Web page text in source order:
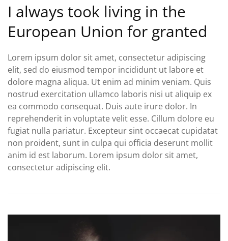
I always took living in the
European Union for granted
Lorem ipsum dolor sit amet, consectetur adipiscing
elit, sed do eiusmod tempor incididunt ut labore et
dolore magna aliqua. Ut enim ad minim veniam. Quis
nostrud exercitation ullamco laboris nisi ut aliquip ex
ea commodo consequat. Duis aute irure dolor. In
reprehenderit in voluptate velit esse. Cillum dolore eu
fugiat nulla pariatur. Excepteur sint occaecat cupidatat
non proident, sunt in culpa qui officia deserunt mollit
anim id est laborum. Lorem ipsum dolor sit amet,
consectetur adipiscing elit.